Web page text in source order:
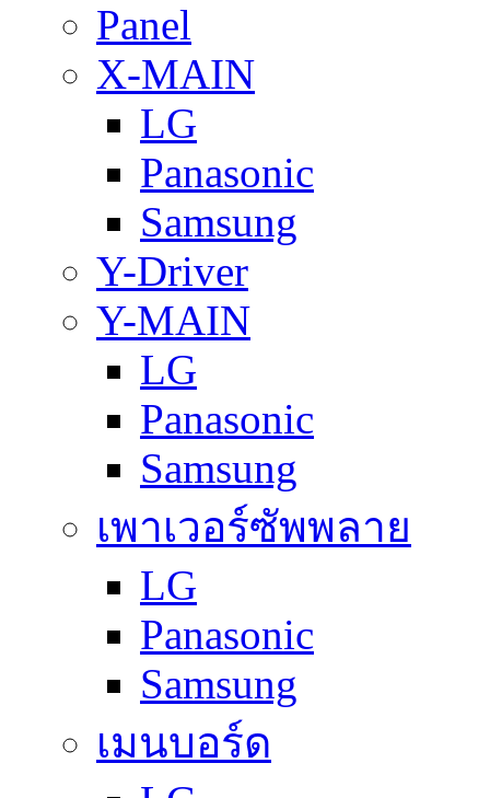
Panel
X-MAIN
LG
Panasonic
Samsung
Y-Driver
Y-MAIN
LG
Panasonic
Samsung
เพาเวอร์ซัพพลาย
LG
Panasonic
Samsung
เมนบอร์ด